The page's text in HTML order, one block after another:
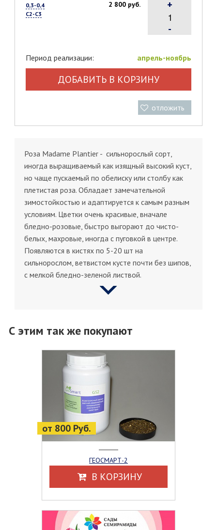
0,3-0,4
С2-С3
2 800 руб.
-
+
Период реализации: апрель-ноябрь
ДОБАВИТЬ В КОРЗИНУ
отложить
Роза Madame Plantier - сильнорослый сорт,
иногда выращиваемый как изящный высокий куст,
но чаще пускаемый по обелиску или столбу как
плетистая роза. Обладает замечательной
зимостойкостью и адаптируется к самым разным
условиям. Цветки очень красивые, вначале
бледно-розовые, быстро выгорают до чисто-
белых, махровые, иногда с пуговкой в центре.
Появляются в кистях по 5-20 шт на
сильнорослом, ветвистом кусте почти без шипов,
с мелкой бледно-зеленой листвой.
С этим так же покупают
от 800 Руб.
ГЕОСМАРТ-2
В КОРЗИНУ